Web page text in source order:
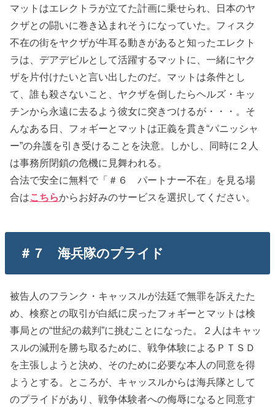
マットはエレクトラが立てた計画に乗せられ、日本のヤ
クザとの闘いに巻き込まれそうになっていた。フィスク
不在の街をヤクザが牛耳る動きがあると知ったエレクト
ラは、デアデビルとして活躍するマットに、一緒にヤク
ザを片付けたいと言い出したのだ。マットは条件とし
て、誰も殺さないこと、ヤクザを倒したらヘルズ・キッ
チンから永遠に去るよう彼女に突きつけるが・・・。そ
んなある日、フォギーとマットは正義を貫き“パニッシャ
ー”の弁護を引き受けることを決意。しかし、同時に２人
は事務所閉鎖の危機に見舞われる。
合法で安全に無料で「＃６ パートナー不在」を見る場
合はこちらからお好みのサービスを選択してください。
＃７ 海兵隊のプライド
被告人のフランク・キャッスルが法廷で無罪を訴えたた
め、検察との取引が白紙に戻ったフォギーとマットは検
事局との“世紀の裁判”に挑むことになった。２人はキャッ
スルの減刑を勝ち取るために、戦争体験によるＰＴＳＤ
を主張しようと決め、そのために必要な本人の同意を得
ようとする。ところが、キャッスルからは海兵隊として
のプライドがあり、戦争体験者への侮辱になると同意す